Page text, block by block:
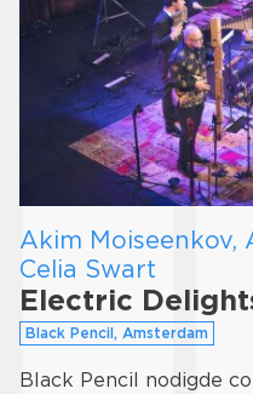
Akim Moiseenkov,
Celia Swart
Electric
Black Pencil, Amsterdam
Black Pencil nodigde